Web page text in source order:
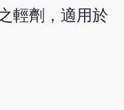
輕劑，適用於